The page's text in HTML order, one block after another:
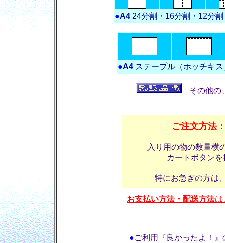
●A4 24分割・16分割・12分
●A4 ステープル（ホッチキ
その他の
ご注文方法
入り用の物の数量横
カートボタン
特にお急ぎの方は
お支払い方法・配送方法は
●ご利用『良かったよ！』